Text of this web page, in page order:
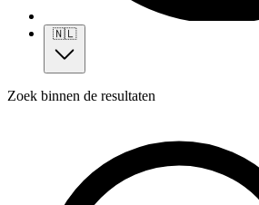
🇳🇱
Zoek binnen de resultaten